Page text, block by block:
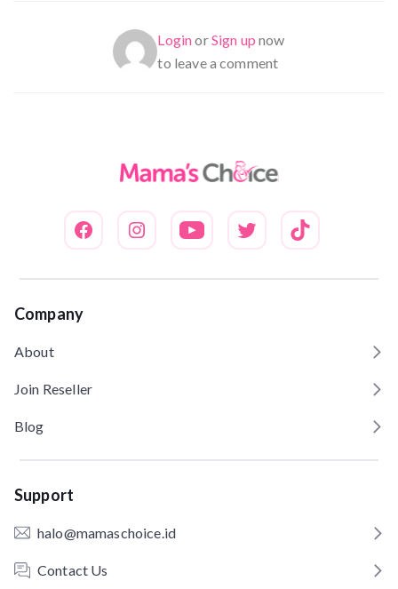
LoginorSign up now
to leave a comment
Company
About
Join Reseller
Blog
Support
halo@mamaschoice.id
Contact Us